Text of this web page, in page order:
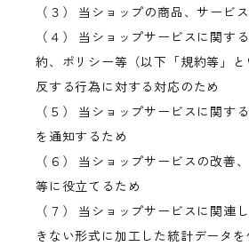
（３） 当ショップの商品、サービ
（４） 当ショップサービスに関す
約、ポリシー等（以下「規約等」
反する行為に対する対応のため
（５） 当ショップサービスに関す
を通知するため
（６） 当ショップサービスの改善
等に役立てるため
（７） 当ショップサービスに関連
きない形式に加工した統計データ